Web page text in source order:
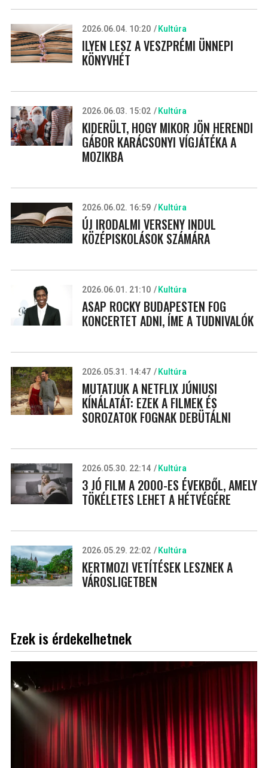
2026.06.04. 10:20 Kultúra
ILYEN LESZ A VESZPRÉMI ÜNNEPI
KÖNYVHÉT
2026.06.03. 15:02 Kultúra
KIDERÜLT, HOGY MIKOR JÖN HERENDI
GÁBOR KARÁCSONYI VÍGJÁTÉKA A
MOZIKBA
2026.06.02. 16:59 Kultúra
ÚJ IRODALMI VERSENY INDUL
KÖZÉPISKOLÁSOK SZÁMÁRA
2026.06.01. 21:10 Kultúra
ASAP ROCKY BUDAPESTEN FOG
KONCERTET ADNI, ÍME A TUDNIVALÓK
2026.05.31. 14:47 Kultúra
MUTATJUK A NETFLIX JÚNIUSI
KÍNÁLATÁT: EZEK A FILMEK ÉS
SOROZATOK FOGNAK DEBÜTÁLNI
2026.05.30. 22:14 Kultúra
3 JÓ FILM A 2000-ES ÉVEKBŐL, AMELY
TÖKÉLETES LEHET A HÉTVÉGÉRE
2026.05.29. 22:02 Kultúra
KERTMOZI VETÍTÉSEK LESZNEK A
VÁROSLIGETBEN
Ezek is érdekelhetnek